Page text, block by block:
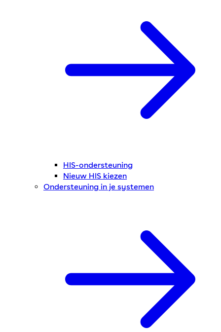
HIS-ondersteuning
Nieuw HIS kiezen
Ondersteuning in je systemen